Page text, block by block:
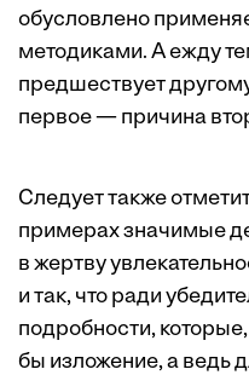
обусловлено
методиками. А ежду
предшествует
первое — причина
Следует также
примерах значимые
в жертву
и так, что ради
подробности,
бы изложение, а ведь